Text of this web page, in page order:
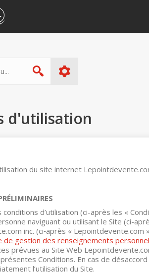
Rechercher
d'utilisation
du site internet
d’utilisation (ci-après les «
naviguant ou utilisant le Site (ci-
inc. (ci‑après « Lepointdevente.com
de gestion des renseignements
prévues au Site Web
Conditions. En cas de
l’utilisation du Site.